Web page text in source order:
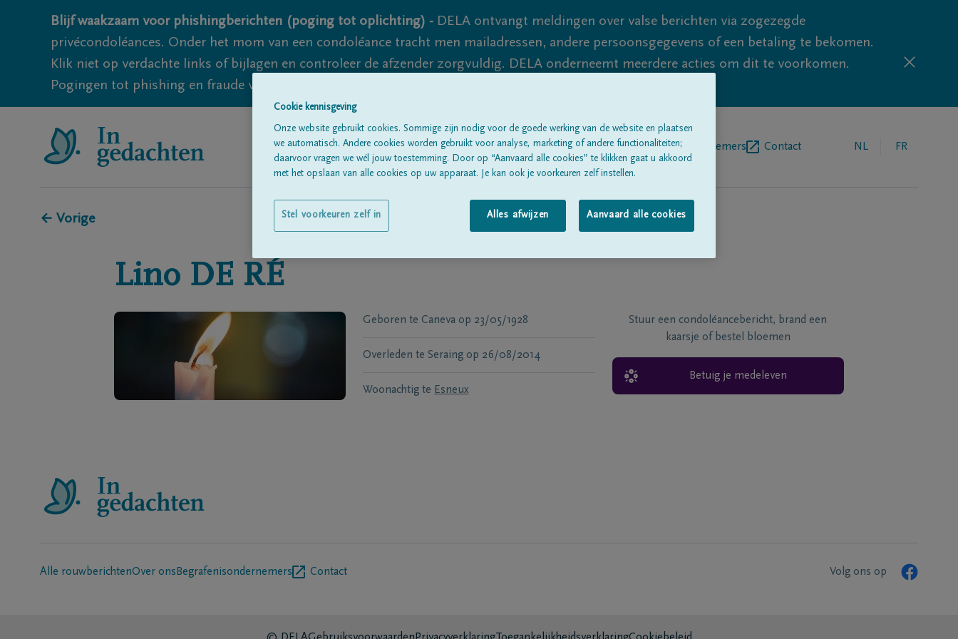
Blijf waakzaam voor phishingberichten (poging tot oplichting) - DELA ontvangt meldingen over valse berichten via zogezegde
privécondoléances. Onder het mom van een condoléance tracht men mailadressen, andere persoonsgegevens of een betaling te bekomen.
Klik niet op verdachte links of bijlagen en controleer de afzender zorgvuldig. DELA onderneemt meerdere acties om dit te voorkomen.
Pogingen tot phishing en fraude vallen echter nooit volledig uit te sluiten, dus blijf waakzaam.
Alle rouwberichten Over onsBegrafenisondernemers Contact NL FR
← Vorige
Lino DE RÉ
Geboren te Caneva op 23/05/1928
Overleden te Seraing op 26/08/2014
Woonachtig te Esneux
Stuur een condoléancebericht, brand een
kaarsje of bestel bloemen
Betuig je medeleven
Alle rouwberichtenOver ons Begrafenisondernemers Contact Volg ons op
Cookie kennisgeving
Onze website gebruikt cookies. Sommige zijn nodig voor de goede werking van de website en plaatsen
we automatisch. Andere cookies worden gebruikt voor analyse, marketing of andere functionaliteiten;
daarvoor vragen we wél jouw toestemming. Door op “Aanvaard alle cookies” te klikken gaat u akkoord
met het opslaan van alle cookies op uw apparaat. Je kan ook je voorkeuren zelf instellen.
Alles afwijzen Aanvaard alle cookies
Stel voorkeuren zelf in